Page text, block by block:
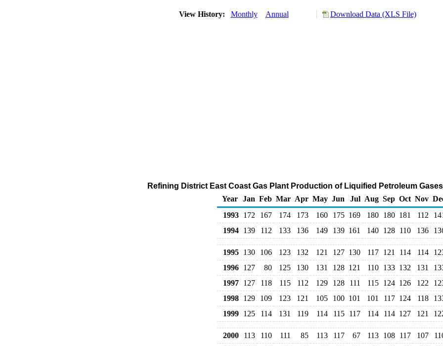
View History: Monthly Annual Download Data (XLS File)
Refining District East Coast Gas Plant Production of Liquified Petroleum
Year Jan Feb Mar Apr May Jun Jul Aug Sep Oct Nov
1993 172 167 174 173 160 175 169 180 180 181 112
1994 139 112 133 136 149 139 161 140 128 110 136
1995 130 106 123 132 121 127 130 117 121 114 114
1996 127 80 125 130 131 128 121 110 133 132 131
1997 127 118 115 112 129 128 111 115 124 126 122
1998 129 109 123 121 105 100 101 101 117 124 118
1999 125 114 131 119 114 115 117 114 114 127 121
2000 113 110 111 85 113 117 67 113 108 117 107